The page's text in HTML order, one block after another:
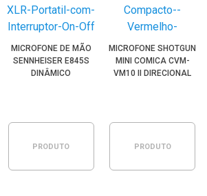
MICROFONE DE MÃO
SENNHEISER E845S
DINÂMICO
PRODUTO
MICROFONE SHOTGUN
MINI COMICA CVM-
VM10 II DIRECIONAL
PRODUTO